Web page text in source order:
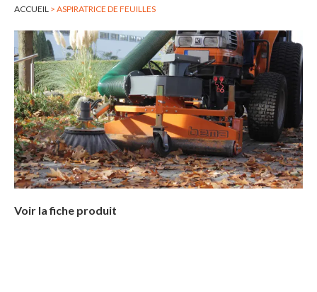
ACCUEIL > ASPIRATRICE DE FEUILLES
Voir la fiche produit